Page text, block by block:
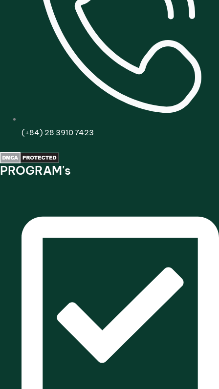
(+84) 28 3910 7423
PROGRAM's